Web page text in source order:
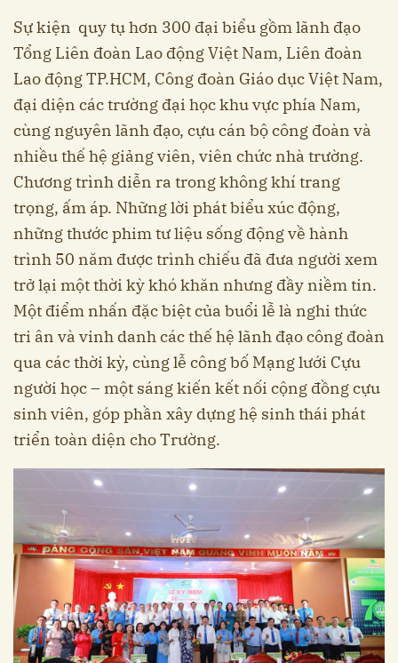
Sự kiện quy tụ hơn 300 đại biểu gồm lãnh đạo
Tổng Liên đoàn Lao động Việt Nam, Liên đoàn
Lao động TP.HCM, Công đoàn Giáo dục Việt Nam,
đại diện các trường đại học khu vực phía Nam,
cùng nguyên lãnh đạo, cựu cán bộ công đoàn và
nhiều thế hệ giảng viên, viên chức nhà trường.
Chương trình diễn ra trong không khí trang
trọng, ấm áp. Những lời phát biểu xúc động,
những thước phim tư liệu sống động về hành
trình 50 năm được trình chiếu đã đưa người xem
trở lại một thời kỳ khó khăn nhưng đầy niềm tin.
Một điểm nhấn đặc biệt của buổi lễ là nghi thức
tri ân và vinh danh các thế hệ lãnh đạo công đoàn
qua các thời kỳ, cùng lễ công bố Mạng lưới Cựu
người học – một sáng kiến kết nối cộng đồng cựu
sinh viên, góp phần xây dựng hệ sinh thái phát
triển toàn diện cho Trường.